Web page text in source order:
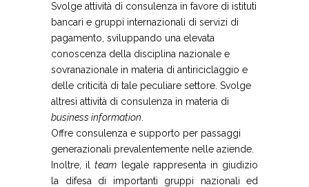
Svolge attività di consulenza in favore di istituti
bancari e gruppi internazionali di servizi di
pagamento, sviluppando una elevata
conoscenza della disciplina nazionale e
sovranazionale in materia di antiriciclaggio e
delle criticità di tale peculiare settore. Svolge
altresì attività di consulenza in materia di
business information
Offre consulenza e supporto per passaggi
generazionali prevalentemente nelle aziende.
Inoltre, ilteam legale rappresenta in giudizio
la difesa di importanti gruppi nazionali ed